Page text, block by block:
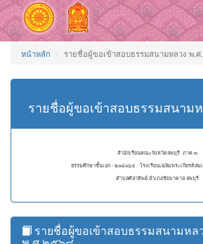
หน้าหลัก รายชื่อผู้ขอเข้าสอบธรรมสนามหลวง พ.
รายชื่อผู้ขอเข้าสอบธรรมสนาม
สำนักเรียนคณะจังหวัดลพบุรี ภาค ๓
ธรรมศึกษาชั้นเอก - ๒๐๘๐๖๔ - โรงเรียนเฉลิมพระเกียรติส
ตำบลศิลาทิพย์ อำเภอชัยบาดาล ลพบุรี
รายชื่อผู้ขอเข้าสอบธรรมสนามหล